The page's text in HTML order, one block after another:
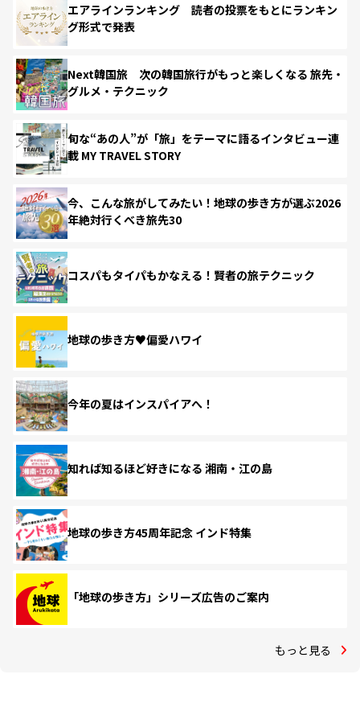
エアラインランキング 読者の投票をもとにランキン
グ形式で発表
Next韓国旅 次の韓国旅行がもっと楽しくなる 旅先・
グルメ・テクニック
旬な“あの人”が「旅」をテーマに語るインタビュー連
載 MY TRAVEL STORY
今、こんな旅がしてみたい！地球の歩き方が選ぶ2026
年絶対行くべき旅先30
コスパもタイパもかなえる！賢者の旅テクニック
地球の歩き方♥偏愛ハワイ
今年の夏はインスパイアへ！
知れば知るほど好きになる 湘南・江の島
地球の歩き方45周年記念 インド特集
「地球の歩き方」シリーズ広告のご案内
もっと見る